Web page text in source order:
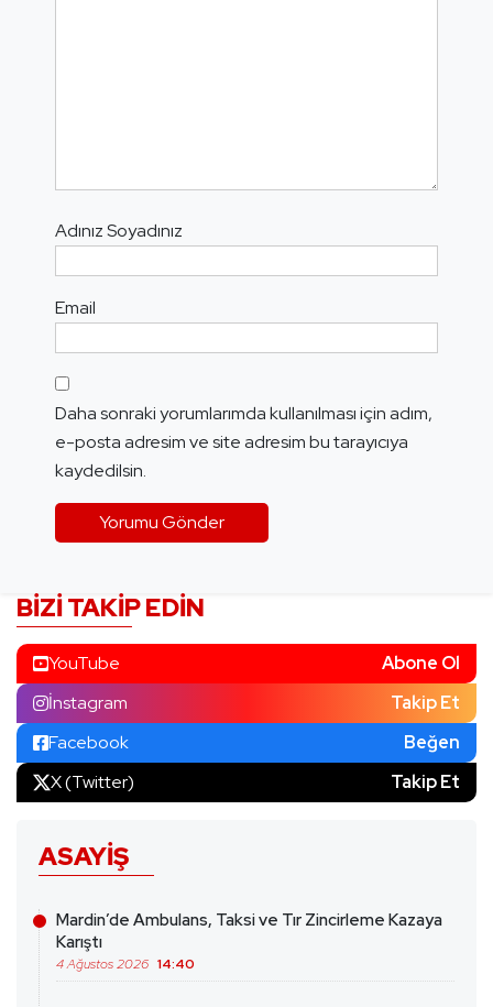
Adınız Soyadınız
Email
Daha sonraki yorumlarımda kullanılması için adım,
e-posta adresim ve site adresim bu tarayıcıya
kaydedilsin.
BIZI TAKIP EDIN
YouTube
Abone Ol
İnstagram
Takip Et
Facebook
Beğen
X (Twitter)
Takip Et
ASAYIŞ
Mardin’de Ambulans, Taksi ve Tır Zincirleme Kazaya
Karıştı
4 Ağustos 2026 14:40